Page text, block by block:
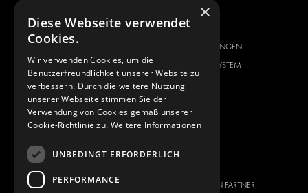
CITROËN
FIAT
FORD
HYUNDAI
IVECO
MAN
MAXUS
MERCEDES
ÜBER UNS
KOMPLETTLÖSUNGEN
ÜBER MODUL-SYSTEM
DOWNLOADS
NEUIGKEITEN
KONTAKT
WERDEN SIE EIN PARTNER
×
Diese Webseite verwendet
Cookies.
Wir verwenden Cookies, um die
Benutzerfreundlichkeit unserer Website zu
verbessern. Durch die weitere Nutzung
unserer Webseite stimmen Sie der
Verwendung von Cookies gemäß unserer
Cookie-Richtlinie zu. Weitere Informationen
UNBEDINGT ERFORDERLICH
PERFORMANCE